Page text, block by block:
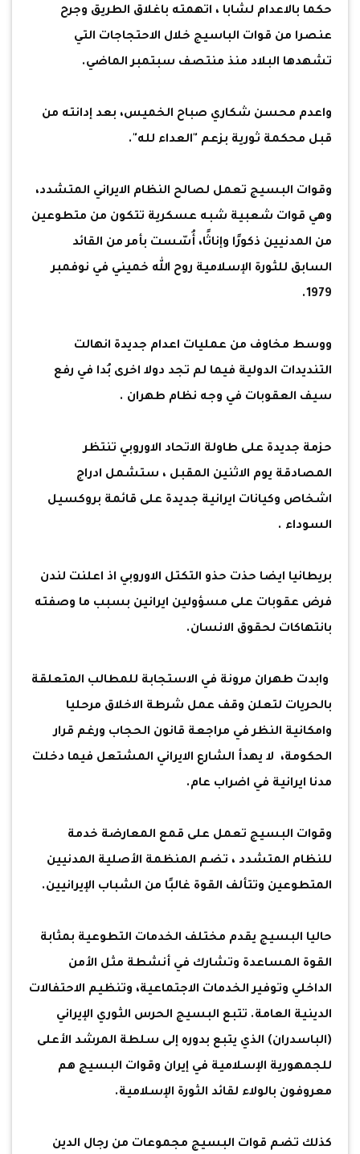
حكما بالاعدام لشابا ، اتهمته باغلاق الطريق وجرح
عنصرا من قوات الباسيج خلال الاحتجاجات التي
تشهدها البلاد منذ منتصف سبتمبر الماضي.
واعدم محسن شكاري صباح الخميس، بعد إدانته من
قبل محكمة ثورية بزعم "العداء لله".
وقوات البسيج تعمل لصالح النظام الايراني المتشدد،
وهي قوات شعبية شبه عسكرية تتكون من متطوعين
من المدنيين ذكورًا وإناثًا، أُسّست بأمر من القائد
السابق للثورة الإسلامية روح الله خميني في نوفمبر
1979.
ووسط مخاوف من عمليات اعدام جديدة انهالت
التنديدات الدولية فيما لم تجد دولا اخرى بُدا في رفع
سيف العقوبات في وجه نظام طهران .
حزمة جديدة على طاولة الاتحاد الاوروبي تنتظر
المصادقة يوم الاثنين المقبل ، ستشمل ادراج
اشخاص وكيانات ايرانية جديدة على قائمة بروكسيل
السوداء .
بريطانيا ايضا حذت حذو التكتل الاوروبي اذ اعلنت لندن
فرض عقوبات على مسؤولين ايرانين بسبب ما وصفته
بانتهاكات لحقوق الانسان.
وابدت طهران مرونة في الاستجابة للمطالب المتعلقة
بالحريات لتعلن وقف عمل شرطة الاخلاق مرحليا
وامكانية النظر في مراجعة قانون الحجاب ورغم قرار
الحكومة، لا يهدأ الشارع الايراني المشتعل فيما دخلت
مدنا ايرانية في اضراب عام.
وقوات البسيج تعمل على قمع المعارضة خدمة
للنظام المتشدد ، تضم المنظمة الأصلية المدنيين
المتطوعين وتتألف القوة غالبًا من الشباب الإيرانيين.
حاليا البسيج يقدم مختلف الخدمات التطوعية بمثابة
القوة المساعدة وتشارك في أنشطة مثل الأمن
الداخلي وتوفير الخدمات الاجتماعية، وتنظيم الاحتفالات
الدينية العامة. تتبع البسيج الحرس الثوري الإيراني
(الباسدران) الذي يتبع بدوره إلى سلطة المرشد الأعلى
للجمهورية الإسلامية في إيران وقوات البسيج هم
معروفون بالولاء لقائد الثورة الإسلامية.
كذلك تضم قوات البسيج مجموعات من رجال الدين